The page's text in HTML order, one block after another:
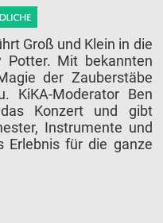
Groß und Klein in die
Potter. Mit bekannten
der Zauberstäbe
KiKA-Moderator Ben
Konzert und gibt
Instrumente und
Erlebnis für die ganze